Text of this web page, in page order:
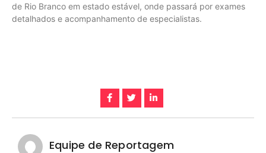
de Rio Branco em estado estável, onde passará por exames
detalhados e acompanhamento de especialistas.
Equipe de Reportagem